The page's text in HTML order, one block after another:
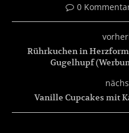
0
Rührkuchen in
Gugelhupf
Vanille Cupcakes mit